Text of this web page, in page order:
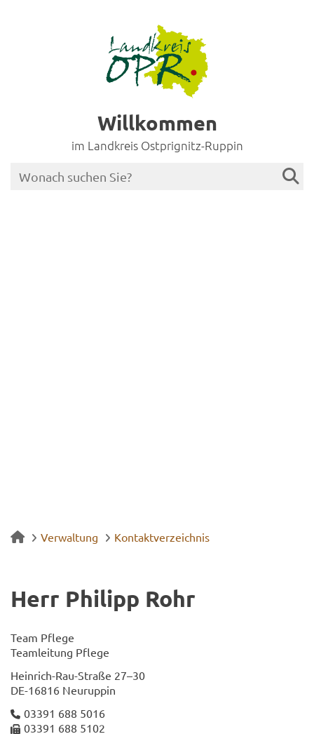
Willkommen
im Landkreis Ostprignitz-Ruppin
Verwaltung Kontaktverzeichnis
Herr Phil­ipp Rohr
Team Pfle­ge
Team­lei­tung Pfle­ge
Heinrich-​Rau-Straße 27–30
DE-​16816 Neu­rup­pin
03391 688 5016
03391 688 5102